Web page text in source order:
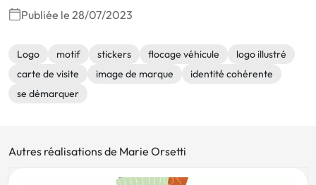
Publiée le 28/07/2023
Logo motif stickers flocage véhicule
logo illustré
carte de visite
image de marque
identité cohérente
se démarquer
Autres réalisations de Marie Orsetti